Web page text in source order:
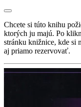
Chcete si túto knihu
ktorých ju majú. Po
stránku knižnice, kde si
aj priamo rezervovať.